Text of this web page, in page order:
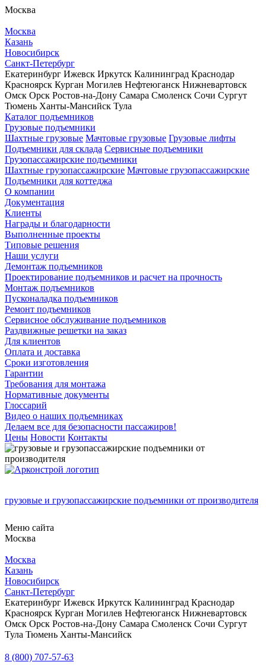
Москва
Москва
Казань
Новосибирск
Санкт-Петербург
Екатеринбург Ижевск Иркутск Калининград Краснодар
Красноярск Курган Могилев Нефтеюганск Нижневартовск
Омск Орск Ростов-на-Дону Самара Смоленск Сочи Сургут
Тюмень Ханты-Мансийск Тула
Каталог подъемников
Грузовые подъемники
Шахтные грузовые Мачтовые грузовые Грузовые лифты
Подъемники для склада Сервисные подъемники
Грузопассажирские подъемники
Шахтные грузопассажирские Мачтовые грузопассажирские
Подъемники для коттеджа
О компании
Документация
Клиенты
Награды и благодарности
Выполненные проекты
Типовые решения
Наши услуги
Демонтаж подъемников
Проектирование подъемников и расчет на прочность
Монтаж подъемников
Пусконаладка подъемников
Ремонт подъемников
Сервисное обслуживание подъемников
Раздвижные решетки на заказ
Для клиентов
Оплата и доставка
Сроки изготовления
Гарантии
Требования для монтажа
Нормативные документы
Глоссарий
Видео о наших подъемниках
Делаем все для безопасности пассажиров!
Цены Новости Контакты
грузовые и грузопассажирские подъемники от производителя
Меню сайта
Москва
Москва
Казань
Новосибирск
Санкт-Петербург
Екатеринбург Ижевск Иркутск Калининград Краснодар
Красноярск Курган Могилев Нефтеюганск Нижневартовск
Омск Орск Ростов-на-Дону Самара Смоленск Сочи Сургут
Тула Тюмень Ханты-Мансийск
8 (800) 707-57-63